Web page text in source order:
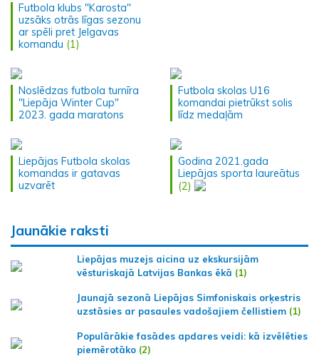
Futbola klubs "Karosta"
uzsāks otrās līgas sezonu
ar spēli pret Jelgavas
komandu (1)
Noslēdzas futbola turnīra
"Liepāja Winter Cup"
2023. gada maratons
Futbola skolas U16
komandai pietrūkst solis
līdz medaļām
Liepājas Futbola skolas
komandas ir gatavas
uzvarēt
Godina 2021.gada
Liepājas sporta laureātus
(2)
Jaunākie raksti
Liepājas muzejs aicina uz ekskursijām
vēsturiskajā Latvijas Bankas ēkā (1)
Jaunajā sezonā Liepājas Simfoniskais orķestris
uzstāsies ar pasaules vadošajiem čellistiem (1)
Populārākie fasādes apdares veidi: kā izvēlēties
piemērotāko (2)